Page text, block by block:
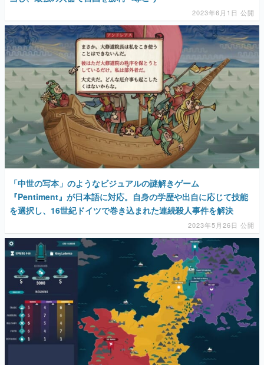
2023年6月1日 公開
「中世の写本」のようなビジュアルの謎解きゲーム
『Pentiment』が日本語に対応。自身の学歴や出自に応じて技能
を選択し、16世紀ドイツで巻き込まれた連続殺人事件を解決
2023年5月26日 公開